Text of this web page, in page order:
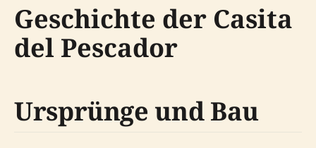
Geschichte der Casita
del Pescador
Ursprünge und Bau